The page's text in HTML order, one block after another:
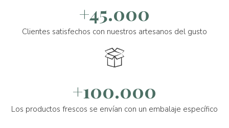
+45.000
Clientes satisfechos con nuestros artesanos del gusto
+100.000
Los productos frescos se envían con un embalaje específico